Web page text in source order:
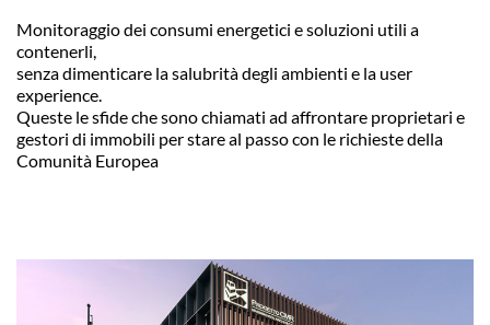
Monitoraggio dei consumi energetici e soluzioni utili a
contenerli,
senza dimenticare la salubrità degli ambienti e la user
experience.
Queste le sfide che sono chiamati ad affrontare proprietari e
gestori di immobili per stare al passo con le richieste della
Comunità Europea